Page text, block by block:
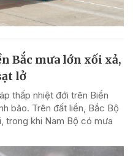
Bắc mưa lớn xối xả,
lở
thấp nhiệt đới trên Biển
bão. Trên đất liền, Bắc Bộ
trong khi Nam Bộ có mưa